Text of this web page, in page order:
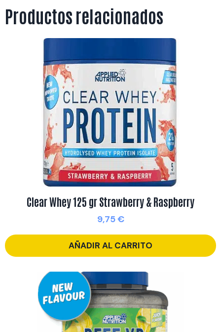
Productos relacionados
Clear Whey 125 gr Strawberry & Raspberry
9,75€
AÑADIR AL CARRITO